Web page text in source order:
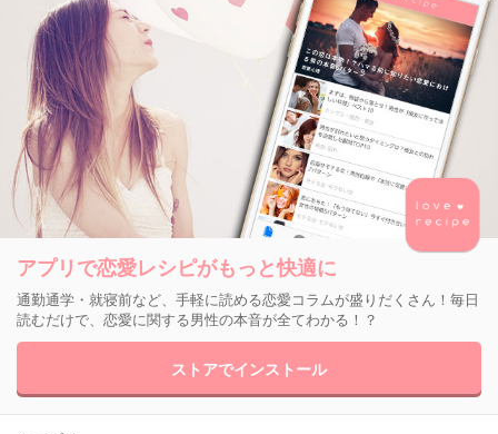
アプリで恋愛レシピがもっと快適に
通勤通学・就寝前など、手軽に読める恋愛コラムが盛りだくさん！毎日
読むだけで、恋愛に関する男性の本音が全てわかる！？
ストアでインストール